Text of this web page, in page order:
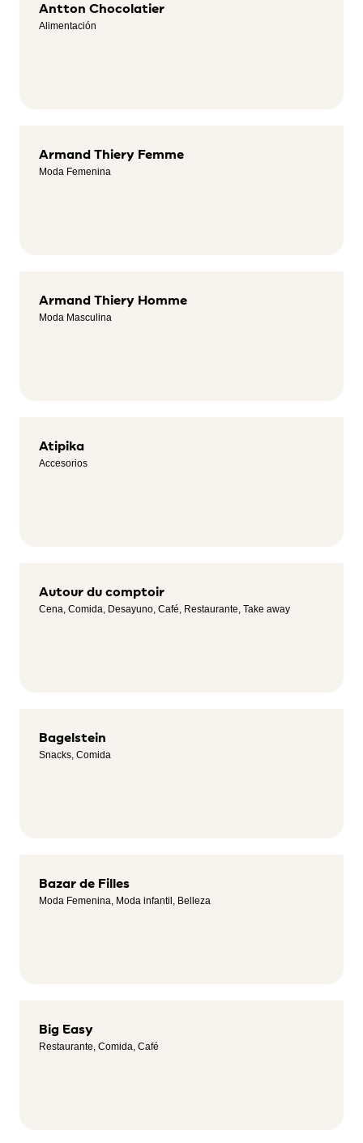
Antton Chocolatier
Alimentación
Armand Thiery Femme
Moda Femenina
Armand Thiery Homme
Moda Masculina
Atipika
Accesorios
Autour du comptoir
Cena, Comida, Desayuno, Café, Restaurante, Take away
Bagelstein
Snacks, Comida
Bazar de Filles
Moda Femenina, Moda infantil, Belleza
Big Easy
Restaurante, Comida, Café